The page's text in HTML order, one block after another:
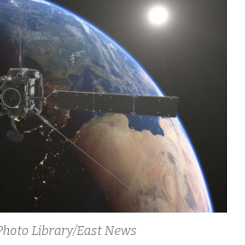
Library/East News